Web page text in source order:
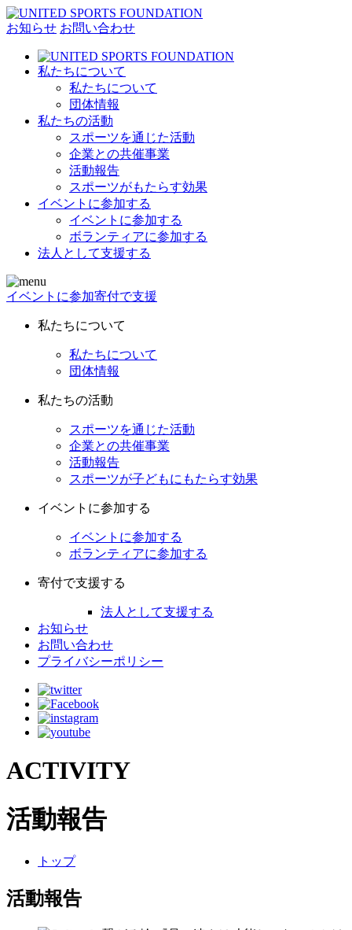
お知らせ お問い合わせ
私たちについて
私たちについて
団体情報
私たちの活動
スポーツを通じた活動
企業との共催事業
活動報告
スポーツがもたらす効果
イベントに参加する
イベントに参加する
ボランティアに参加する
法人として支援する
イベントに参加寄付で支援
私たちについて
私たちについて
団体情報
私たちの活動
スポーツを通じた活動
企業との共催事業
活動報告
スポーツが子どもにもたらす効果
イベントに参加する
イベントに参加する
ボランティアに参加する
寄付で支援する
法人として支援する
お知らせ
お問い合わせ
プライバシーポリシー
ACTIVITY
活動報告
トップ
活動報告